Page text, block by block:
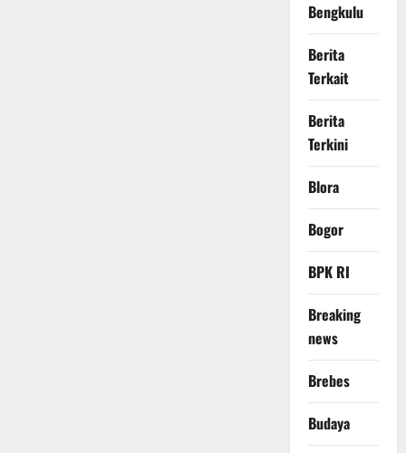
Bengkulu
Berita
Terkait
Berita
Terkini
Blora
Bogor
BPK RI
Breaking
news
Brebes
Budaya